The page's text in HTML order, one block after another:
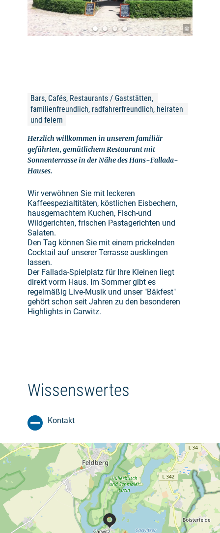
©
Bars, Cafés, Restaurants / Gaststätten,
familienfreundlich, radfahrerfreundlich, heiraten
und feiern
Herzlich willkommen in unserem familiär
geführten, gemütlichem Restaurant mit
Sonnenterrasse in der Nähe des Hans-Fallada-
Hauses.
Wir verwöhnen Sie mit leckeren
Kaffeespezialtitäten, köstlichen Eisbechern,
hausgemachtem Kuchen, Fisch-und
Wildgerichten, frischen Pastagerichten und
Salaten.
Den Tag können Sie mit einem prickelnden
Cocktail auf unserer Terrasse ausklingen
lassen.
Der Fallada-Spielplatz für Ihre Kleinen liegt
direkt vorm Haus. Im Sommer gibt es
regelmäßig Live-Musik und unser "Bäkfest"
gehört schon seit Jahren zu den besonderen
Highlights in Carwitz.
Wissenswertes
Kontakt